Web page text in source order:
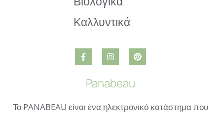
Panabeau
Το PANABEAU είναι ένα ηλεκτρονικό κατάστημα που